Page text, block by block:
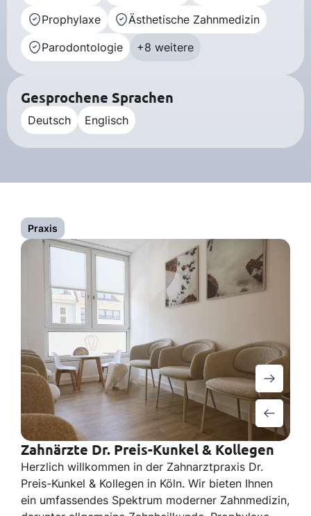
Prophylaxe
Ästhetische Zahnmedizin
Parodontologie
+8 weitere
Gesprochene Sprachen
Deutsch Englisch
Praxis
Zahnärzte Dr. Preis-Kunkel & Kollegen
Herzlich willkommen in der Zahnarztpraxis Dr.
Preis-Kunkel & Kollegen in Köln. Wir bieten Ihnen
ein umfassendes Spektrum moderner Zahnmedizin,